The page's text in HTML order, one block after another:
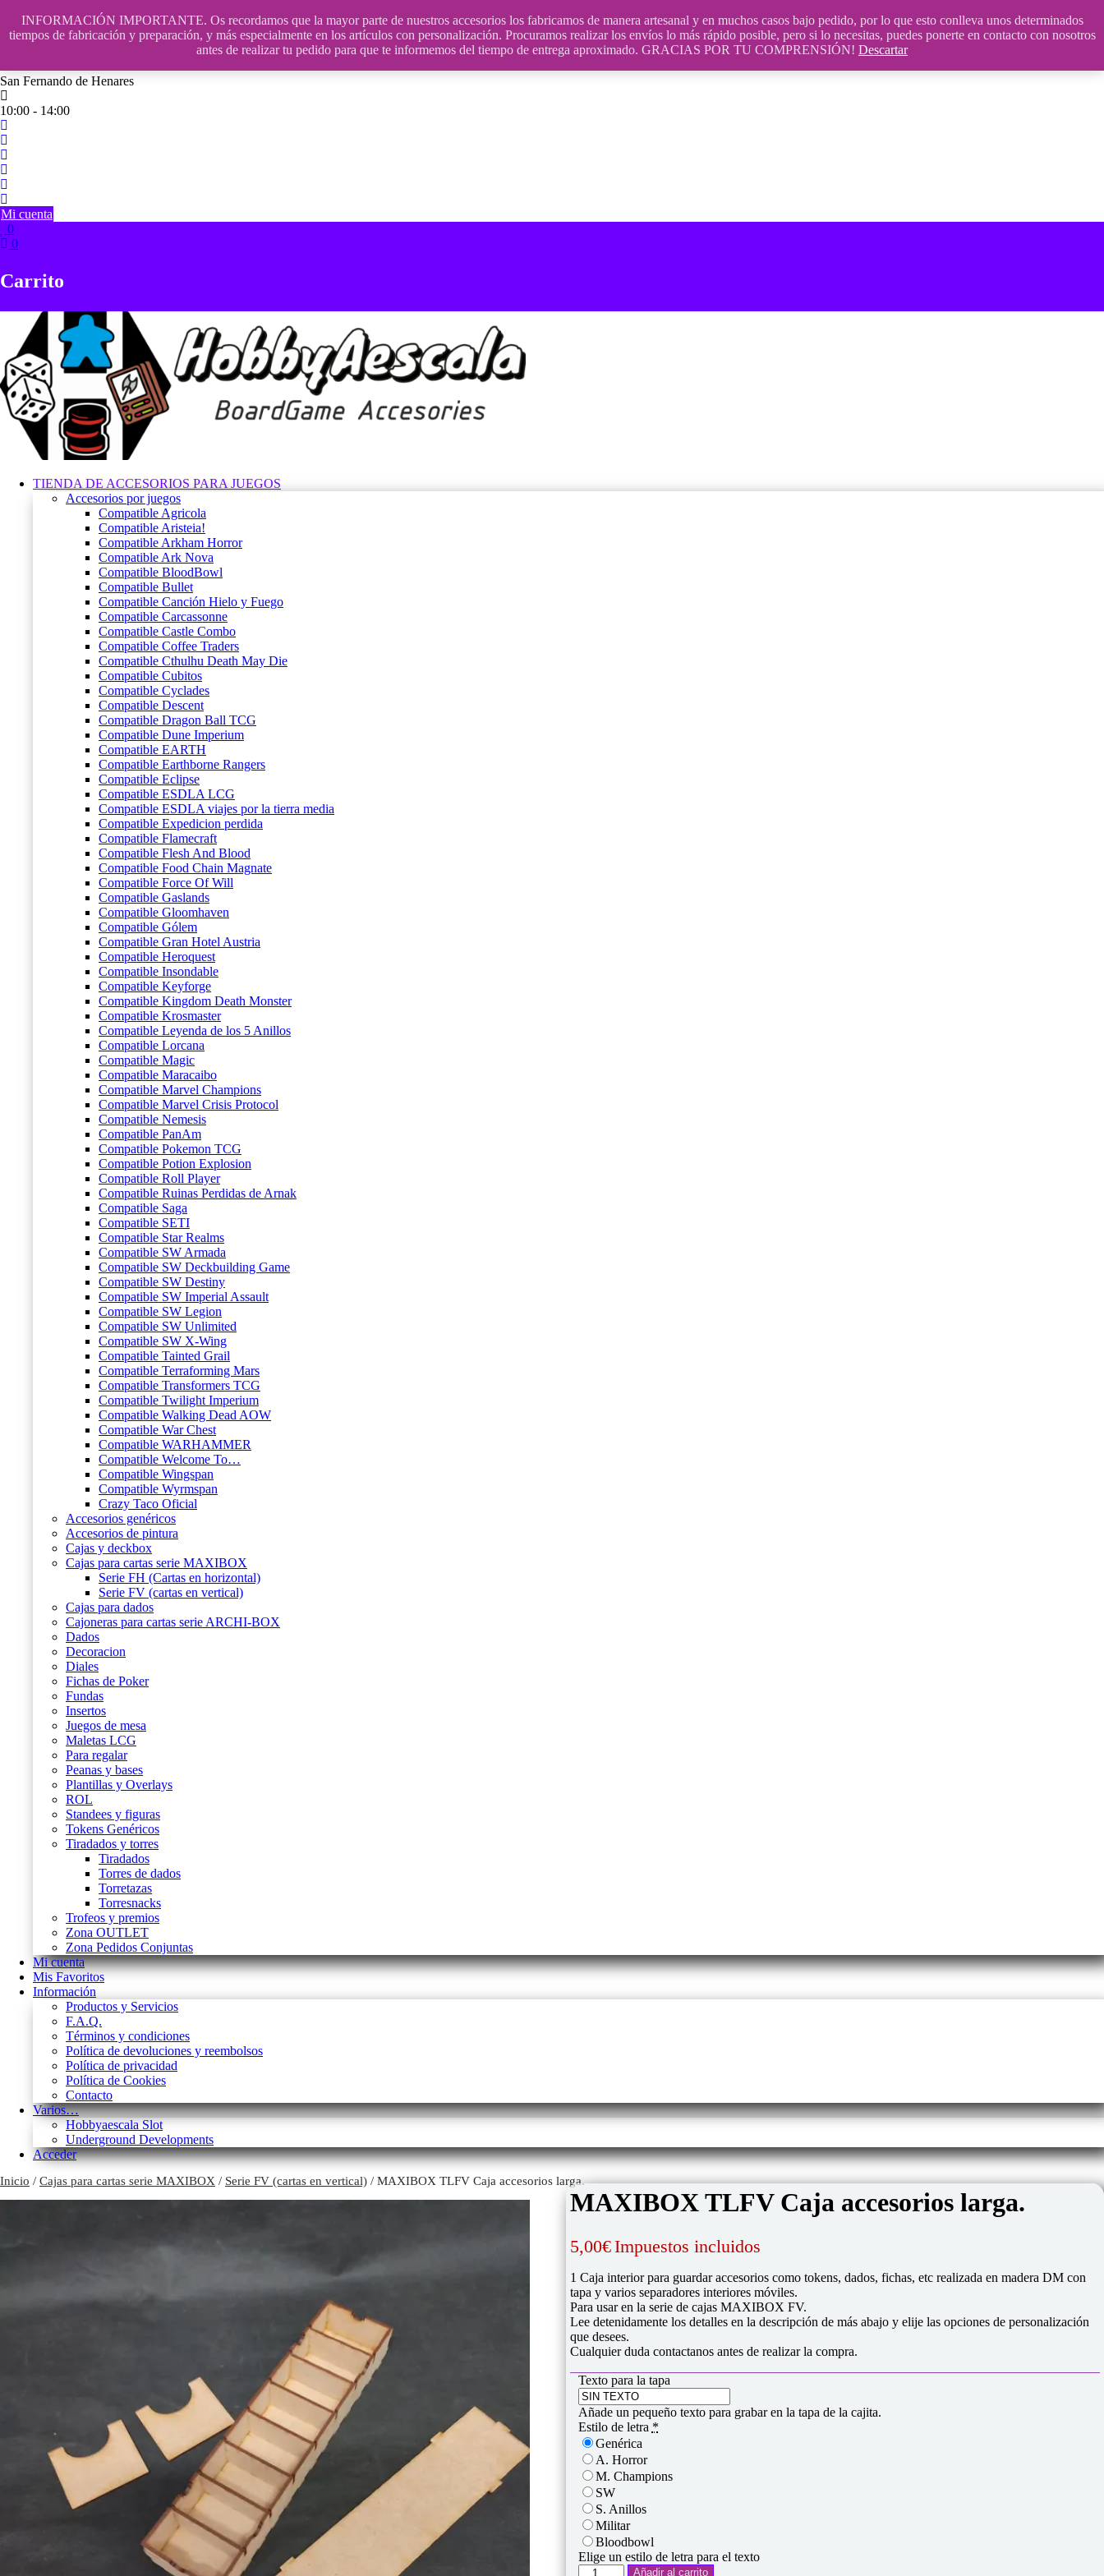
INFORMACIÓN IMPORTANTE. Os recordamos que la mayor parte de nuestros accesorios los fabricamos de manera artesanal y en muchos casos bajo pedido, por lo que esto conlleva unos determinados
tiempos de fabricación y preparación, y más especialmente en los artículos con personalización. Procuramos realizar los envíos lo más rápido posible, pero si lo necesitas, puedes ponerte en contacto con nosotros
antes de realizar tu pedido para que te informemos del tiempo de entrega aproximado. GRACIAS POR TU COMPRENSIÓN! Descartar
contenido
609241475 SOLO DE 10:00 a 14:00
San Fernando de Henares
10:00 - 14:00
Mi cuenta
0
0
Carrito
TIENDA DE ACCESORIOS PARA JUEGOS
Accesorios por juegos
Compatible Agricola
Compatible Aristeia!
Compatible Arkham Horror
Compatible Ark Nova
Compatible BloodBowl
Compatible Bullet
Compatible Canción Hielo y Fuego
Compatible Carcassonne
Compatible Castle Combo
Compatible Coffee Traders
Compatible Cthulhu Death May Die
Compatible Cubitos
Compatible Cyclades
Compatible Descent
Compatible Dragon Ball TCG
Compatible Dune Imperium
Compatible EARTH
Compatible Earthborne Rangers
Compatible Eclipse
Compatible ESDLA LCG
Compatible ESDLA viajes por la tierra media
Compatible Expedicion perdida
Compatible Flamecraft
Compatible Flesh And Blood
Compatible Food Chain Magnate
Compatible Force Of Will
Compatible Gaslands
Compatible Gloomhaven
Compatible Gólem
Compatible Gran Hotel Austria
Compatible Heroquest
Compatible Insondable
Compatible Keyforge
Compatible Kingdom Death Monster
Compatible Krosmaster
Compatible Leyenda de los 5 Anillos
Compatible Lorcana
Compatible Magic
Compatible Maracaibo
Compatible Marvel Champions
Compatible Marvel Crisis Protocol
Compatible Nemesis
Compatible PanAm
Compatible Pokemon TCG
Compatible Potion Explosion
Compatible Roll Player
Compatible Ruinas Perdidas de Arnak
Compatible Saga
Compatible SETI
Compatible Star Realms
Compatible SW Armada
Compatible SW Deckbuilding Game
Compatible SW Destiny
Compatible SW Imperial Assault
Compatible SW Legion
Compatible SW Unlimited
Compatible SW X-Wing
Compatible Tainted Grail
Compatible Terraforming Mars
Compatible Transformers TCG
Compatible Twilight Imperium
Compatible Walking Dead AOW
Compatible War Chest
Compatible WARHAMMER
Compatible Welcome To…
Compatible Wingspan
Compatible Wyrmspan
Crazy Taco Oficial
Accesorios genéricos
Accesorios de pintura
Cajas y deckbox
Cajas para cartas serie MAXIBOX
Serie FH (Cartas en horizontal)
Serie FV (cartas en vertical)
Cajas para dados
Cajoneras para cartas serie ARCHI-BOX
Dados
Decoracion
Diales
Fichas de Poker
Fundas
Insertos
Juegos de mesa
Maletas LCG
Para regalar
Peanas y bases
Plantillas y Overlays
ROL
Standees y figuras
Tokens Genéricos
Tiradados y torres
Tiradados
Torres de dados
Torretazas
Torresnacks
Trofeos y premios
Zona OUTLET
Zona Pedidos Conjuntas
Mi cuenta
Mis Favoritos
Información
Productos y Servicios
F.A.Q.
Términos y condiciones
Política de devoluciones y reembolsos
Política de privacidad
Política de Cookies
Contacto
Varios…
Hobbyaescala Slot
Underground Developments
Acceder
Inicio / Cajas para cartas serie MAXIBOX / Serie FV (cartas en vertical) / MAXIBOX TLFV Caja accesorios larga.
MAXIBOX TLFV Caja accesorios larga.
5,00€Impuestos incluidos
1 Caja interior para guardar accesorios como tokens, dados, fichas, etc realizada en madera DM con
tapa y varios separadores interiores móviles.
Para usar en la serie de cajas MAXIBOX FV.
Lee detenidamente los detalles en la descripción de más abajo y elije las opciones de personalización
que desees.
Cualquier duda contactanos antes de realizar la compra.
Texto para la tapa
Añade un pequeño texto para grabar en la tapa de la cajita.
Estilo de letra *
Genérica
A. Horror
M. Champions
SW
S. Anillos
Militar
Bloodbowl
Elige un estilo de letra para el texto
MAXIBOXAñadir al carrito